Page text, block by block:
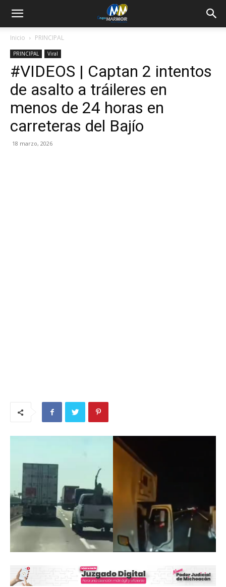
Inicio PRINCIPAL
PRINCIPAL Viral
#VIDEOS | Captan 2 intentos
de asalto a tráileres en
menos de 24 horas en
carreteras del Bajío
18 marzo, 2026